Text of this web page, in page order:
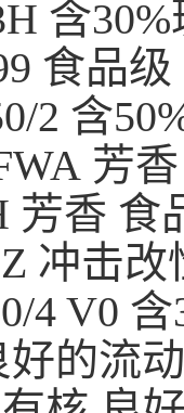
含
食品
2 含
芳
芳香
Z 冲击
4 V0
好的流